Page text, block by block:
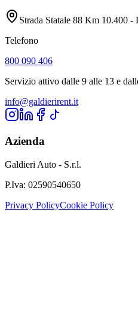
Strada Statale 88 Km 10.400 -
Telefono
800 090 406
Servizio attivo dalle 9 alle 13 e
info@galdierirent.it
Azienda
Galdieri Auto - S.r.l.
P.Iva: 02590540650
Privacy PolicyCookie Policy